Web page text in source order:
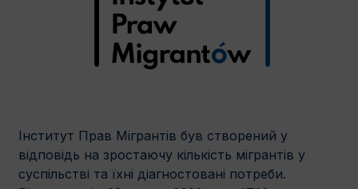
Інститут Прав Мігрантів був створений у
відповідь на зростаючу кількість мігрантів у
суспільстві та їхні діагностовані потреби.